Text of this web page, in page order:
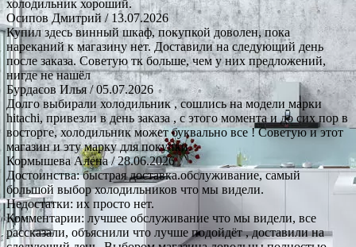
холодильник хороший.
Осипов Дмитрий / 13.07.2026
Купил здесь винный шкаф, покупкой доволен, пока
нареканий к магазину нет. Доставили на следующий день
после заказа. Советую тк больше, чем у них предложений,
нигде не нашёл
Бурдасов Илья/ 05.07.2026
Долго выбирали холодильник , сошлись на модели марки
hitachi, привезли в день заказа , с этого момента и до сих пор в
восторге, холодильник может буквально все ! Советую и этот
магазин и эту марку для покупки.
Кормышева Алена/ 28.06.2026
Достоинства: быстрая доставка.обслуживание, самый
большой выбор холодильников что мы видели.
Недостатки: их просто нет.
Комментарии: лучшее обслуживание что мы видели, все
рассказали, объяснили что лучше подойдёт , доставили на